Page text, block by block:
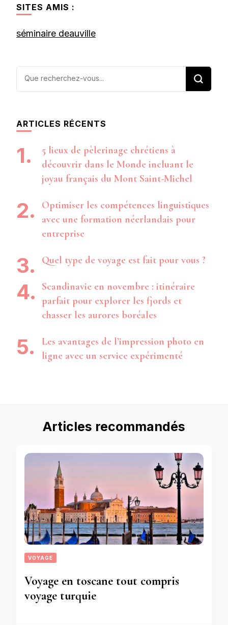
SITES AMIS :
séminaire deauville
Vous
ARTICLES RÉCENTS
5 lieux de pèlerinage chrétiens à
découvrir dans le Monde incluant le
joyau français du Mont Saint-Michel
Optimiser les compétences linguistiques
avec une formation néerlandais pour
entreprise
Quel type de voyage est fait pour vous ?
Scandinavie en novembre : itinéraire
parfait pour explorer les fjords et
chasser les aurores boréales
Les avantages de l’impression photo en
ligne avec un service expérimenté
Articles recommandés
VOYAGE
Voyage en toscane tout compris
voyage turquie